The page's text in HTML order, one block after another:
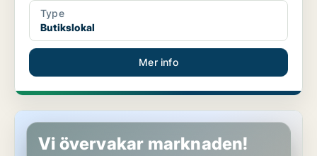
Type
Butikslokal
Mer info
Butikslokal i Olofström
Vi övervakar marknaden!